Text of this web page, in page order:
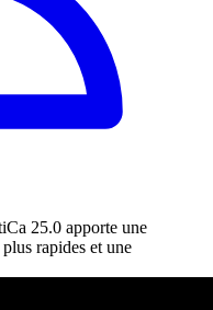
25.0 apporte une
rapides et une